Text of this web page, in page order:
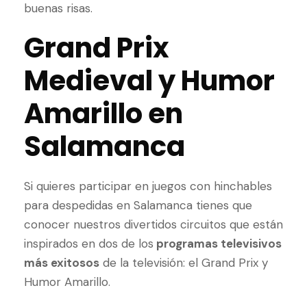
buenas risas.
Grand Prix
Medieval y Humor
Amarillo en
Salamanca
Si quieres participar en juegos con hinchables
para despedidas en Salamanca tienes que
conocer nuestros divertidos circuitos que están
inspirados en dos de los programas televisivos
más exitosos de la televisión: el Grand Prix y
Humor Amarillo.